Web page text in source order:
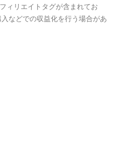
ィリエイトタグが含まれてお
などでの収益化を行う場合があ